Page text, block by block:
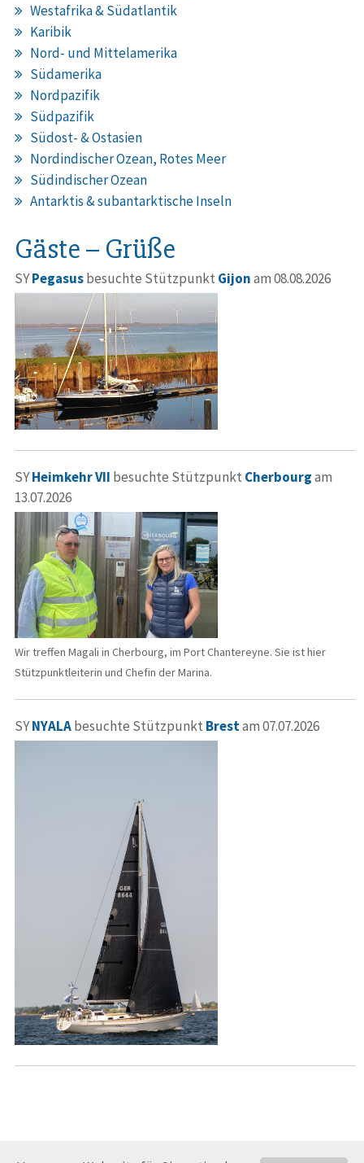
Westafrika & Südatlantik
Karibik
Nord- und Mittelamerika
Südamerika
Nordpazifik
Südpazifik
Südost- & Ostasien
Nordindischer Ozean, Rotes Meer
Südindischer Ozean
Antarktis & subantarktische Inseln
Gäste – Grüße
SYPegasusbesuchte Stützpunkt Gijonam 08.08.2026
SYHeimkehr VII besuchte Stützpunkt Cherbourgam
13.07.2026
Wir treffen Magali in Cherbourg, im Port Chantereyne. Sie ist hier
Stützpunktleiterin und Chefin der Marina.
SYNYALAbesuchte Stützpunkt Brestam 07.07.2026